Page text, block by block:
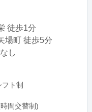
徒歩1分
場町 徒歩5分
し
ト制
間交替制)